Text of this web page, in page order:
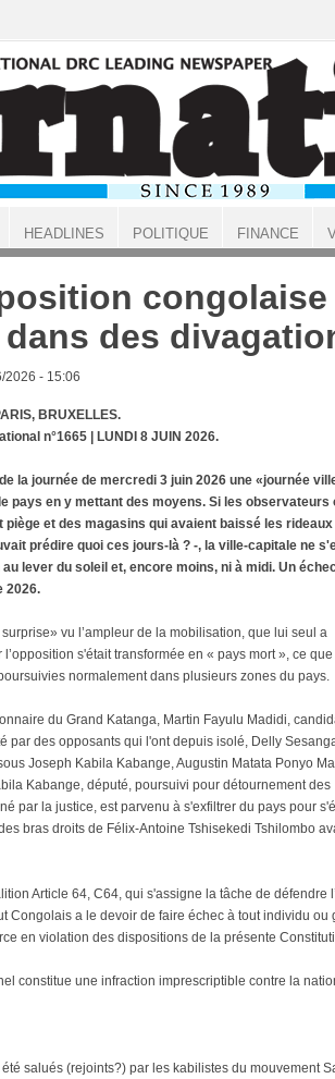
congolaise
dans des
2026 - 15:06
BRUXELLES.
n°1665 | LUNDI 8 JUIN 2026.
la journée de mercredi 3 juin 2026 une «journée
pays en y mettant des moyens. Si les observateurs
et des magasins qui avaient baissé les
prédire quoi ces jours-là ? -, la ville-capitale ne
lever du soleil et, encore moins, ni à midi. Un
2026.
vu l’ampleur de la mobilisation, que lui seul a
s'était transformée en « pays mort », ce que
normalement dans plusieurs zones du pays.
du Grand Katanga, Martin Fayulu Madidi,
par des opposants qui l'ont depuis isolé, Delly
Joseph Kabila Kabange, Augustin Matata Ponyo
Kabange, député, poursuivi pour détournement des
par la justice, est parvenu à s'exfiltrer du pays pour
bras droits de Félix-Antoine Tshisekedi Tshilombo
Article 64, C64, qui s'assigne la tâche de défendre
Congolais a le devoir de faire échec à tout individu ou
en violation des dispositions de la présente
constitue une infraction imprescriptible contre la
salués (rejoints?) par les kabilistes du mouvement
HEADLINES POLITIQUE FINANCE